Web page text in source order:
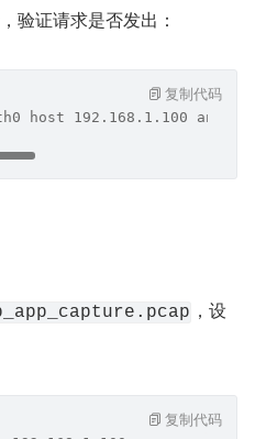
验证请求是否发出：
host 192.168.1.100 and
复制代码
，设
复制代码